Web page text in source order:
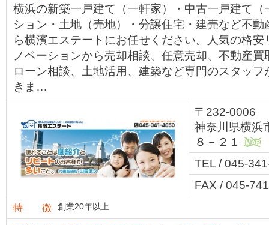
横浜の新築一戸建て（一軒家）・中古一戸建て（
ション・土地（売地）・分譲住宅・建売など不
ら横濱エステートにお任せください。人気の格
ノベーションから売却相談、任意売却、不動産
ローン相談、土地活用、建築など専門のスタッ
きま…
〒232-0006
神奈川県横浜
８－２１
MAP
TEL / 045-
FAX / 045-
特 徴 創業20年以上